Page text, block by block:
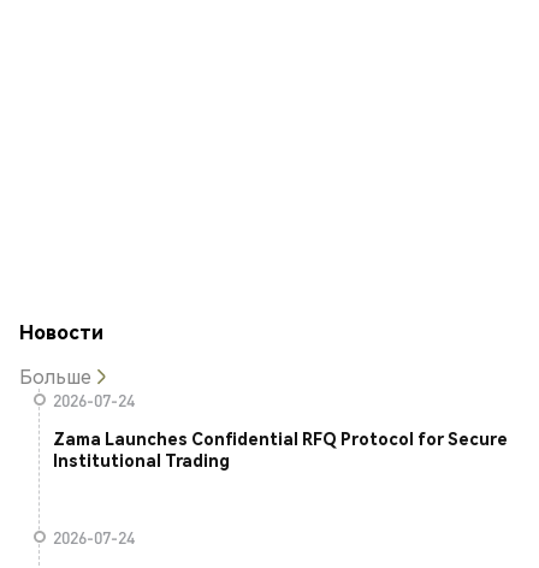
Новости
Больше
2026-07-24
Zama Launches Confidential RFQ Protocol for Secure
Institutional Trading
2026-07-24